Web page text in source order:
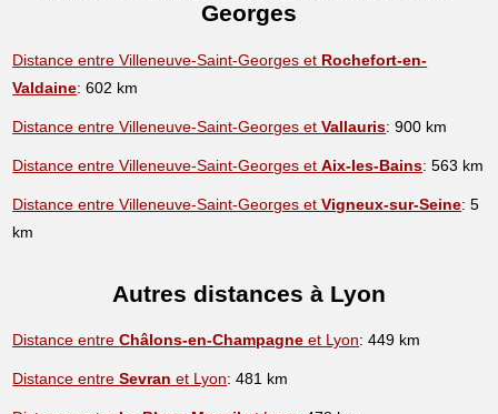
Georges
Distance entre Villeneuve-Saint-Georges et Rochefort-en-
Valdaine: 602 km
Distance entre Villeneuve-Saint-Georges etVallauris: 900 km
Distance entre Villeneuve-Saint-Georges etAix-les-Bains: 563 km
Distance entre Villeneuve-Saint-Georges etVigneux-sur-Seine: 5
km
Autres distances à Lyon
Distance entreChâlons-en-Champagne et Lyon: 449 km
Distance entreSevran et Lyon: 481 km